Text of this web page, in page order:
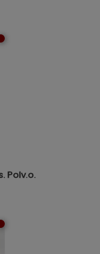
Polv.o.